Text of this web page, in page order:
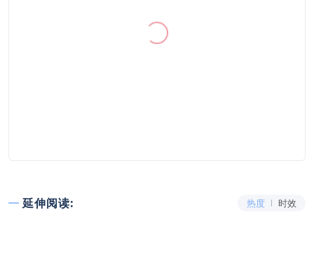
延伸阅读: 热度 时效